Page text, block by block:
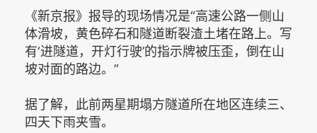
《新京报》报导的现场情况是“高速公路一侧山
体滑坡，黄色碎石和隧道断裂渣土堵在路上。写
有‘进隧道，开灯行驶’的指示牌被压歪，倒在山
坡对面的路边。”
据了解，此前两星期塌方隧道所在地区连续三、
四天下雨夹雪。